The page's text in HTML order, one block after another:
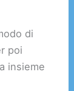
di
poi
insieme